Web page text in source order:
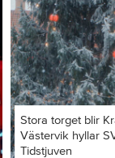
Stora torget blir
Västervik hyllar
Tidstjuven